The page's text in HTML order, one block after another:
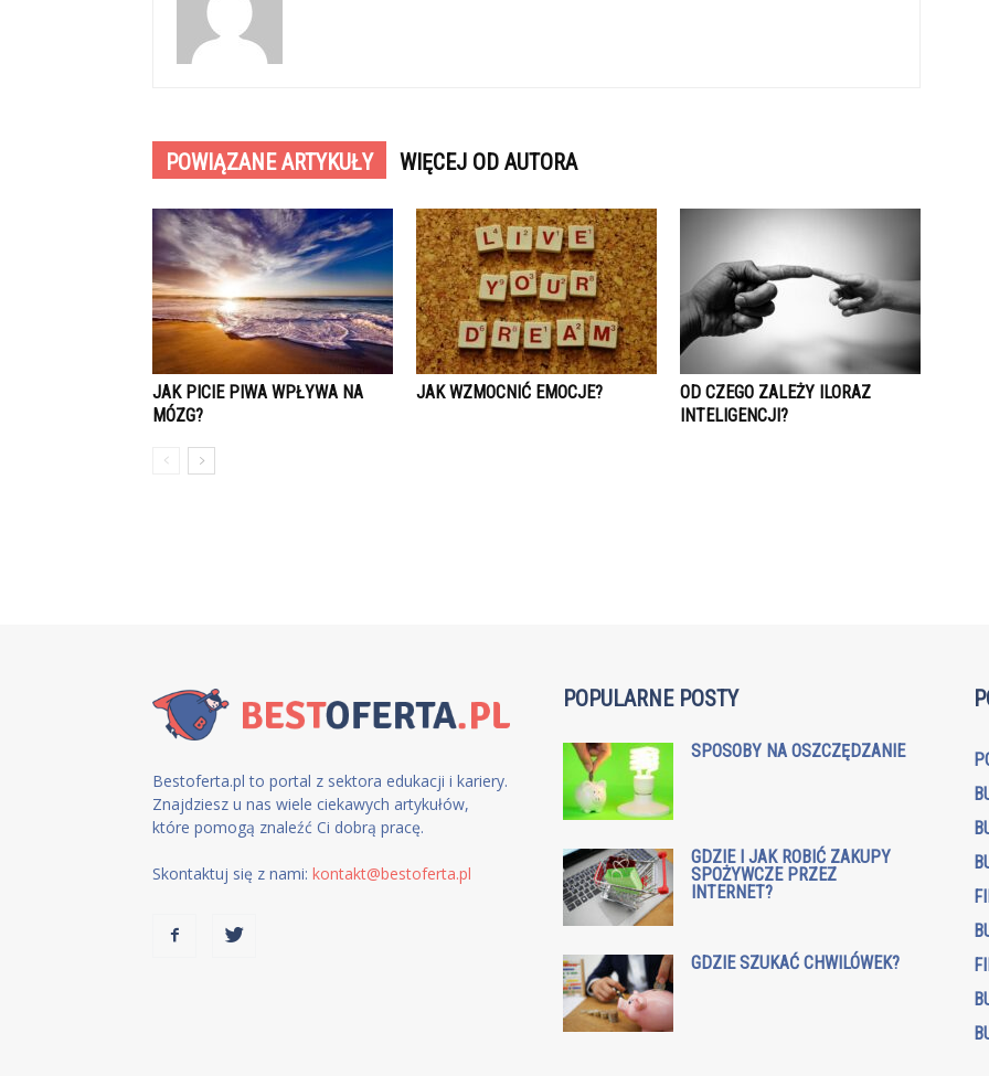
POWIĄZANE ARTYKUŁY WIĘCEJ OD AUTORA
JAK PICIE PIWA WPŁYWA NA
MÓZG?
JAK WZMOCNIĆ EMOCJE?
OD CZEGO ZALEŻY ILORAZ
INTELIGENCJI?
Bestoferta.pl to portal z sektora edukacji i kariery.
Znajdziesz u nas wiele ciekawych artykułów,
które pomogą znaleźć Ci dobrą pracę.
Skontaktuj się z nami: kontakt@bestoferta.pl
POPULARNE POSTY
SPOSOBY NA OSZCZĘDZANIE
GDZIE I JAK ROBIĆ ZAKUPY
SPOŻYWCZE PRZEZ
INTERNET?
GDZIE SZUKAĆ CHWILÓWEK?